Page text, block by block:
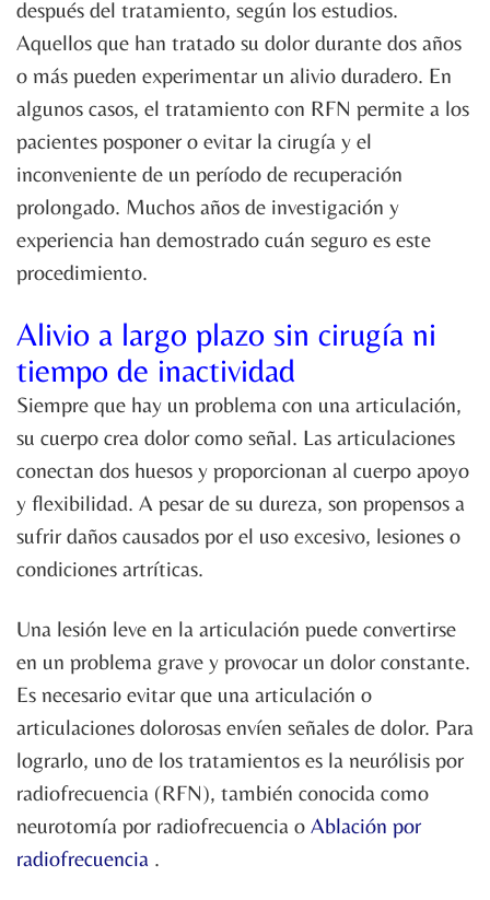
después del tratamiento, según los estudios.
Aquellos que han tratado su dolor durante dos años
o más pueden experimentar un alivio duradero. En
algunos casos, el tratamiento con RFN permite a los
pacientes posponer o evitar la cirugía y el
inconveniente de un período de recuperación
prolongado. Muchos años de investigación y
experiencia han demostrado cuán seguro es este
procedimiento.
Alivio a largo plazo sin cirugía ni
tiempo de inactividad
Siempre que hay un problema con una articulación,
su cuerpo crea dolor como señal. Las articulaciones
conectan dos huesos y proporcionan al cuerpo apoyo
y flexibilidad. A pesar de su dureza, son propensos a
sufrir daños causados ​​por el uso excesivo, lesiones o
condiciones artríticas.
Una lesión leve en la articulación puede convertirse
en un problema grave y provocar un dolor constante.
Es necesario evitar que una articulación o
articulaciones dolorosas envíen señales de dolor. Para
lograrlo, uno de los tratamientos es la neurólisis por
radiofrecuencia (RFN), también conocida como
neurotomía por radiofrecuencia o Ablación por
radiofrecuencia .